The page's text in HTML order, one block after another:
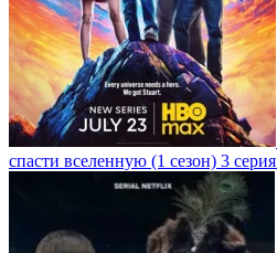
спасти вселенную (1 сезон) 3 серия